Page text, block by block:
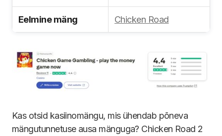
Eelmine mäng Chicken Road
Kas otsid kasiinomängu, mis ühendab põneva
mängutunnetuse ausa mänguga? Chicken Road 2